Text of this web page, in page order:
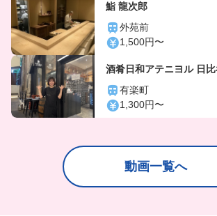
鮨 龍次郎
外苑前
1,500円〜
酒肴日和アテニヨル 日
有楽町
1,300円〜
動画一覧へ